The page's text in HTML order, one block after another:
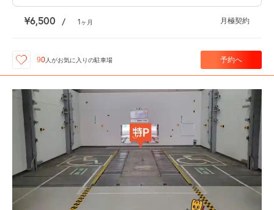
¥6,500 / 1ヶ月 月極契約
90人がお気に入りの駐車場 予約へ